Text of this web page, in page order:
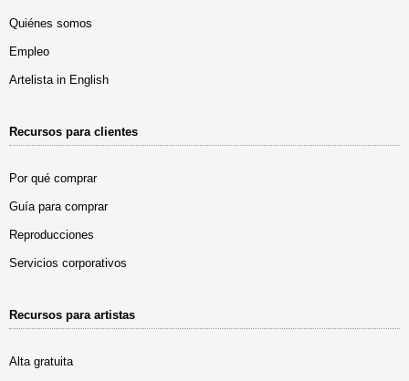
Quiénes somos
Empleo
Artelista in English
Recursos para clientes
Por qué comprar
Guía para comprar
Reproducciones
Servicios corporativos
Recursos para artistas
Alta gratuita